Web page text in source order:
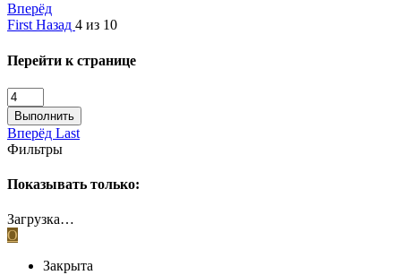
Вперёд
First Назад 4 из 10
Перейти к странице
Выполнить
Вперёд Last
Фильтры
Показывать только:
Загрузка…
O
Закрыта